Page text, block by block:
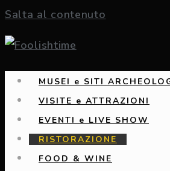
Salta al contenuto
MUSEI e SITI
VISITE e ATTRAZIONI
EVENTI e LIVE SHOW
RISTORAZIONE
FOOD & WINE